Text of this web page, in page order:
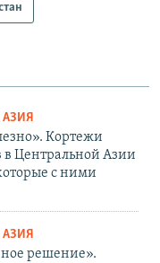
АЗИЯ
Кортежи
в Центральной Азии
с ними
АЗИЯ
решение».